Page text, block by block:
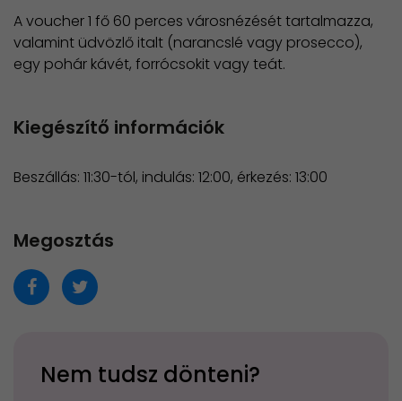
A voucher 1 fő 60 perces városnézését tartalmazza,
valamint üdvözlő italt (narancslé vagy prosecco),
egy pohár kávét, forrócsokit vagy teát.
Kiegészítő információk
Beszállás: 11:30-tól, indulás: 12:00, érkezés: 13:00
Megosztás
Nem tudsz dönteni?